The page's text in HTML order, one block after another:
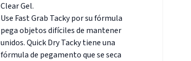
Clear Gel.
Use Fast Grab Tacky por su fórmula
pega objetos difíciles de mantener
unidos. Quick Dry Tacky tiene una
fórmula de pegamento que se seca